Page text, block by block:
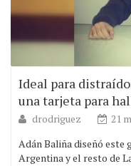
Ideal para
una tarjeta para
drodriguez
21
Adán Baliña diseñó este
Argentina y el resto de